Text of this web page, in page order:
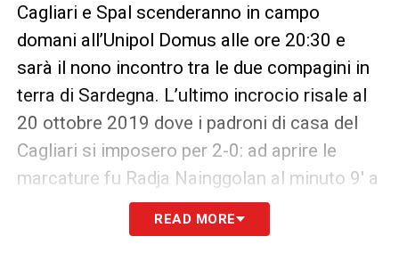
Cagliari e Spal scenderanno in campo
domani all’Unipol Domus alle ore 20:30 e
sarà il nono incontro tra le due compagini in
terra di Sardegna. L’ultimo incrocio risale al
20 ottobre 2019 dove i padroni di casa del
Cagliari si imposero per 2-0: ad aprire le
marcature fu Radja Nainggolan al minuto 9′ a
cui seguì il raddoppio al minuto 67′ di Paolo
READ MORE